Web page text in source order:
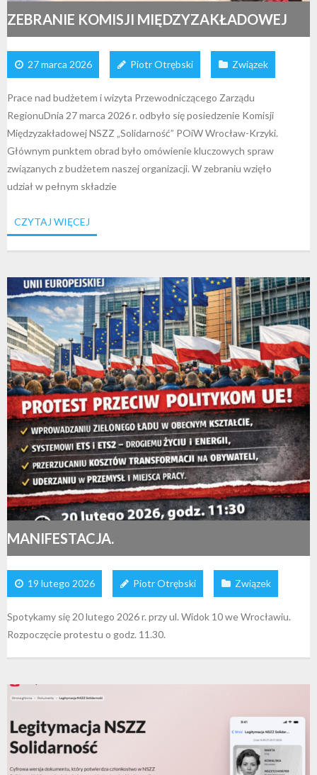
ZEBRANIE KOMISJI MIĘDZYZAKŁADOWEJ
27 marca 2026 Piotr Otrębski Związek
Prace nad budżetem i wizyta Przewodniczącego Zarządu
RegionuDnia 27 marca 2026 r. odbyło się posiedzenie Komisji
Międzyzakładowej NSZZ „Solidarność” POiW Wrocław-Krzyki.
Głównym punktem obrad było omówienie kluczowych spraw
związanych z budżetem naszej organizacji. W zebraniu wzięło
udział w pełnym składzie
CZYTAJ WIĘCEJ
MANIFESTACJA.
19 lutego 2026 Piotr Otrębski Związek
Spotykamy się 20 lutego 2026 r. przy ul. Widok 10 we Wrocławiu.
Rozpoczęcie protestu o godz. 11.30.